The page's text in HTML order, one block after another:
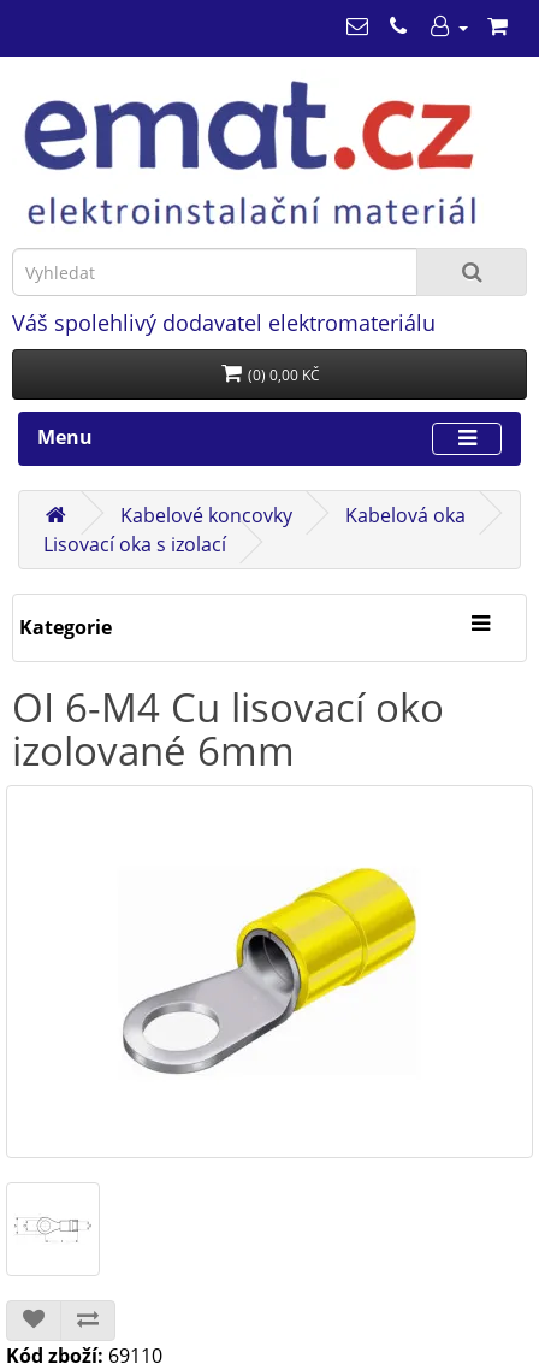
Váš spolehlivý dodavatel elektromateriálu
(0) 0,00 KČ
Menu
Kabelové koncovky
Kabelová oka
Lisovací oka s izolací
Kategorie
OI 6-M4 Cu lisovací oko
izolované 6mm
Kód zboží: 69110